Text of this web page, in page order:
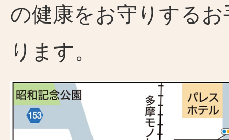
の健康をお守りする
ります。